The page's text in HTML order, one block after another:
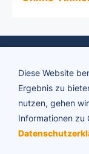
ADTV Tanzschule
Diese Website
Ergebnis zu
nutzen, gehen
Informationen zu